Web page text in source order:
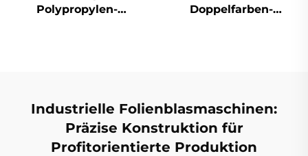
Polypropylen-
Doppelfarben-
Maschine
Industrielle Folienblasmaschinen:
Präzise Konstruktion für
Profitorientierte Produktion